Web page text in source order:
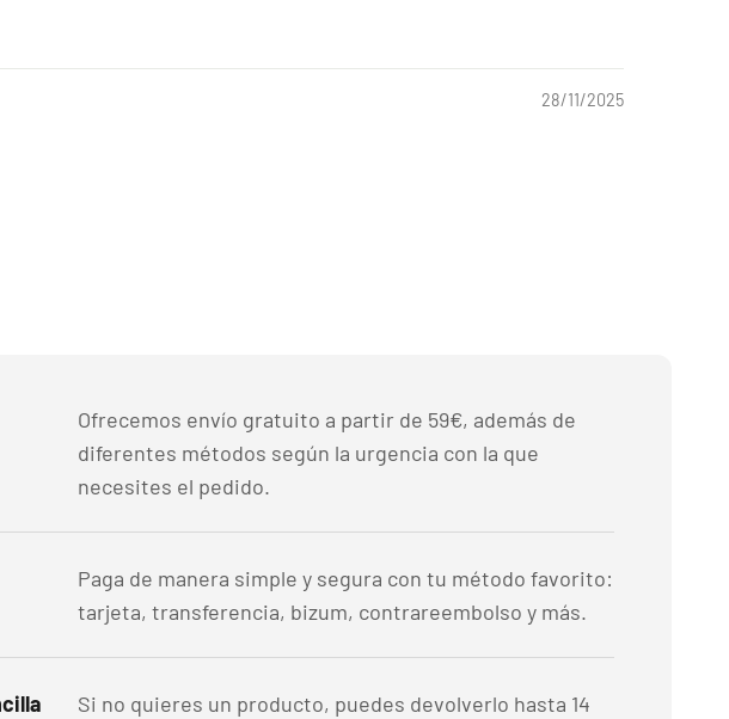
28/11/2025
Ofrecemos envío gratuito a partir de 59€, además de
diferentes métodos según la urgencia con la que
necesites el pedido.
Paga de manera simple y segura con tu método favorito:
tarjeta, transferencia, bizum, contrareembolso y más.
Si no quieres un producto, puedes devolverlo hasta 14